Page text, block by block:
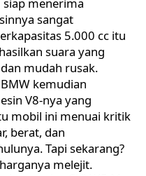
sangat
5.000 cc itu
suara yang
mudah rusak.
kemudian
V8-nya yang
mobil ini menuai kritik
berat, dan
Tapi sekarang?
melejit.